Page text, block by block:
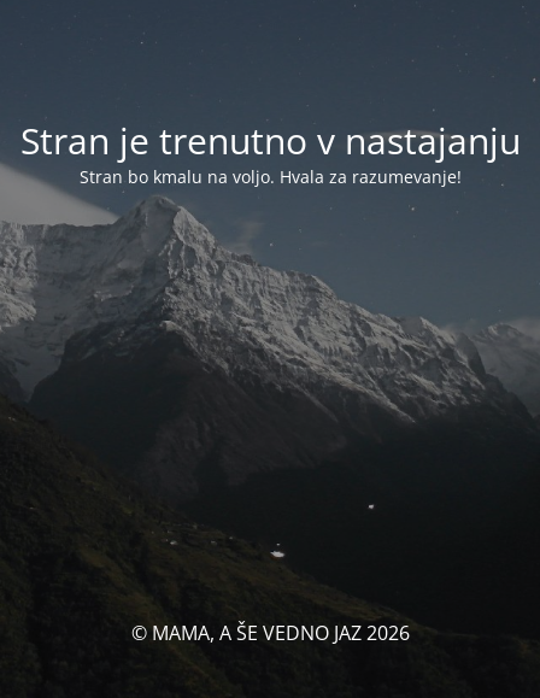
Stran je trenutno v nastajanju
Stran bo kmalu na voljo. Hvala za razumevanje!
© MAMA, A ŠE VEDNO JAZ 2026